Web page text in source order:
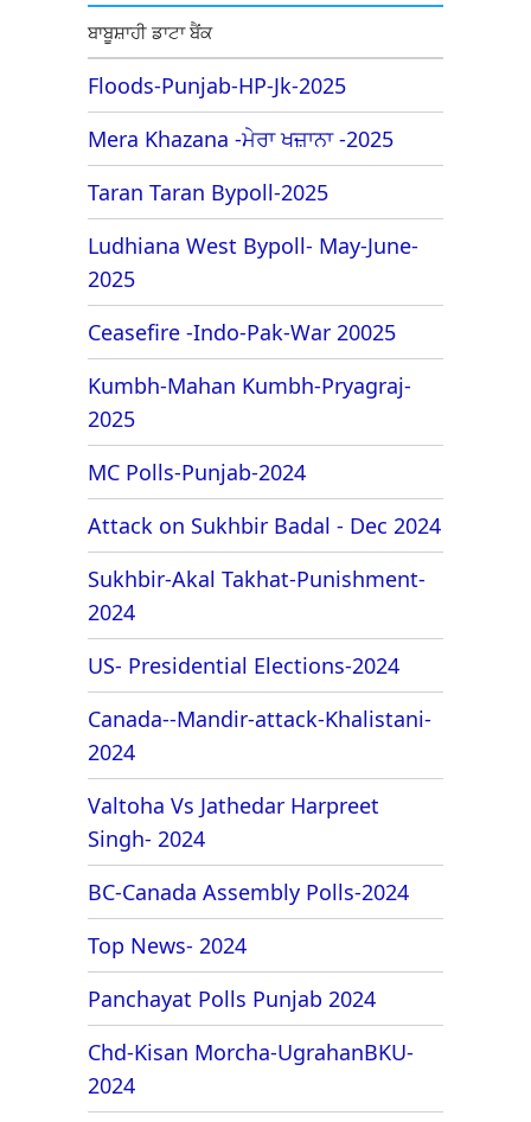
ਬਾਬੂਸ਼ਾਹੀ ਡਾਟਾ ਬੈਂਕ
Floods-Punjab-HP-Jk-2025
Mera Khazana -ਮੇਰਾ ਖਜ਼ਾਨਾ -2025
Taran Taran Bypoll-2025
Ludhiana West Bypoll- May-June-
2025
Ceasefire -Indo-Pak-War 20025
Kumbh-Mahan Kumbh-Pryagraj-
2025
MC Polls-Punjab-2024
Attack on Sukhbir Badal - Dec 2024
Sukhbir-Akal Takhat-Punishment-
2024
US- Presidential Elections-2024
Canada--Mandir-attack-Khalistani-
2024
Valtoha Vs Jathedar Harpreet
Singh- 2024
BC-Canada Assembly Polls-2024
Top News- 2024
Panchayat Polls Punjab 2024
Chd-Kisan Morcha-UgrahanBKU-
2024